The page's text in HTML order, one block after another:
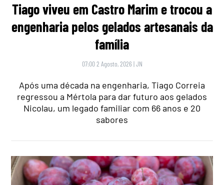
Tiago viveu em Castro Marim e trocou a
engenharia pelos gelados artesanais da
família
07:00 2 Agosto, 2026 |JN
Após uma década na engenharia, Tiago Correia
regressou a Mértola para dar futuro aos gelados
Nicolau, um legado familiar com 66 anos e 20
sabores